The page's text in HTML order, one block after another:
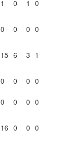
1 0 1 0
0 0 0 0
15 6 3 1
0 0 0 0
0 0 0 0
16 0 0 0